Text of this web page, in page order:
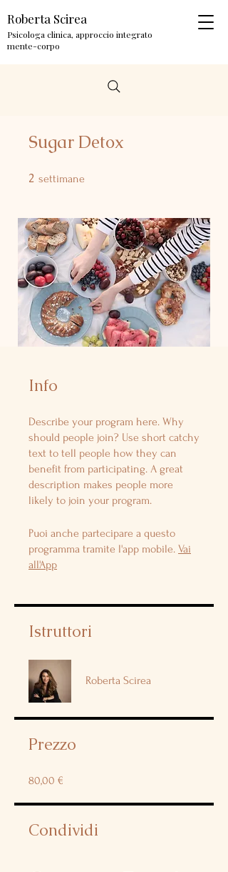
Roberta Scirea
Psicologa clinica, approccio integrato
mente-corpo
Sugar Detox
2 settimane
Info
Describe your program here. Why
should people join? Use short catchy
text to tell people how they can
benefit from participating. A great
description makes people more
likely to join your program.
Puoi anche partecipare a questo
programma tramite l'app mobile. Vai
all'App
Istruttori
Roberta Scirea
Prezzo
80,00 €
Condividi